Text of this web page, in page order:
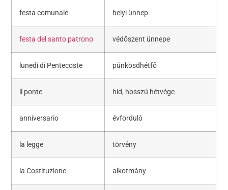
festa comunale helyi ünnep
festa del santo patrono védőszent ünnepe
lunedì di Pentecoste pünkösdhétfő
il ponte híd, hosszú hétvége
anniversario évforduló
la legge törvény
la Costituzione alkotmány